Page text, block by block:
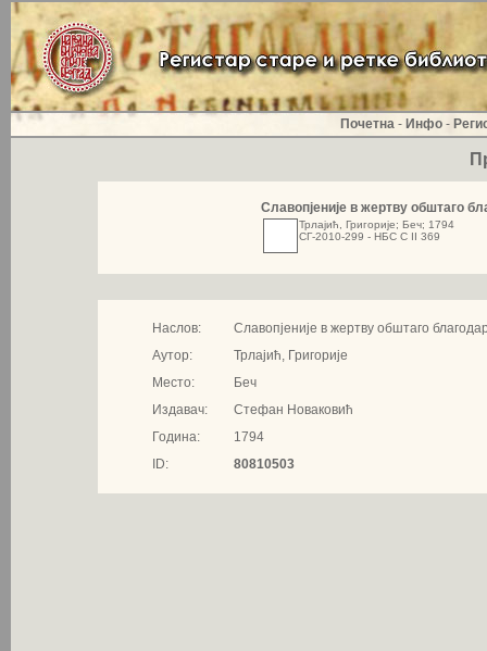
Почетна - Инфо -
Славопjeније в жертву обштаго
Трлајић, Григорије; Беч; 1794
СГ-2010-299 - НБС С II 369
Наслов:
Славопjeније в жертву обштаго
Аутор:
Трлајић, Григорије
Место:
Беч
Издавач:
Стефан Новаковић
Година:
1794
ID:
80810503